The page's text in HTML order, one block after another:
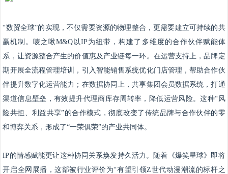
“数贸全球”的实现，不仅需要资源的物理整合，更需要建立可持续的共
赢机制。唛之啾M&Q以IP为纽带，构建了多维度的合作伙伴赋能体
系，让资源整合产生的价值惠及产业链每一环。在运营支持上，品牌定
期开展全流程管理培训，引入智能销售系统优化门店管理，帮助合作伙
伴提升数字化运营能力；在数据协同上，共享集团会员数据系统，打通
渠道信息壁垒，有效提升代理商库存周转率，降低运营风险。这种“风
险共担、利益共享”的合作模式，彻底改变了传统品牌与合作伙伴的零
和博弈关系，形成了“一荣俱荣”的产业共同体。
IP的情感赋能更让这种协同关系焕发持久活力。随着《爆笑星球》即将
开启全网展播，这部被行业评价为“有望引领Z世代动漫潮流的标杆之